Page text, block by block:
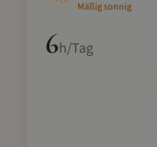
Mäßig sonnig
6h/Tag